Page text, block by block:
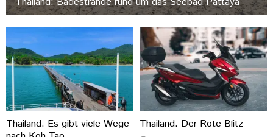
Thailand: Es gibt viele Wege
Thailand: Der Rote Blitz